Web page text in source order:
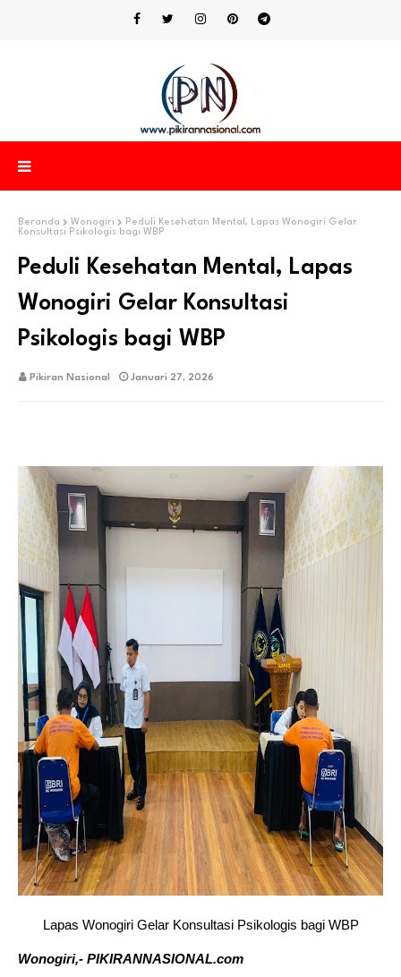
Beranda Wonogiri
Peduli Kesehatan Mental, Lapas Wonogiri Gelar
Konsultasi Psikologis bagi WBP
Peduli Kesehatan Mental, Lapas
Wonogiri Gelar Konsultasi
Psikologis bagi WBP
Pikiran Nasional Januari 27, 2026
Lapas Wonogiri Gelar Konsultasi Psikologis bagi WBP
Wonogiri,- PIKIRANNASIONAL.com